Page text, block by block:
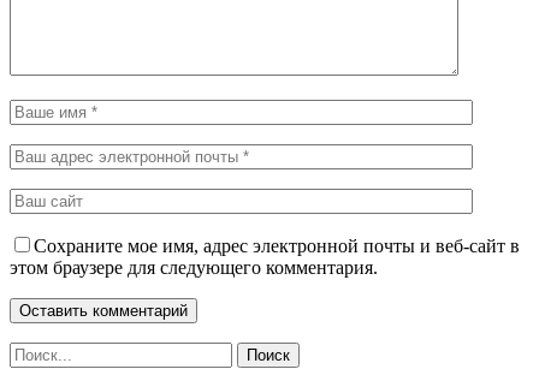
Сохраните мое имя, адрес электронной почты и веб-сайт в
этом браузере для следующего комментария.